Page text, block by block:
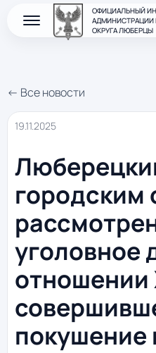
ОФИЦИАЛЬНЫЙ
АДМИНИСТРАЦИИ
ОКРУГА ЛЮБЕРЦЫ
← Все новости
19.11.2025
городским
уголовное
отношении
покушение